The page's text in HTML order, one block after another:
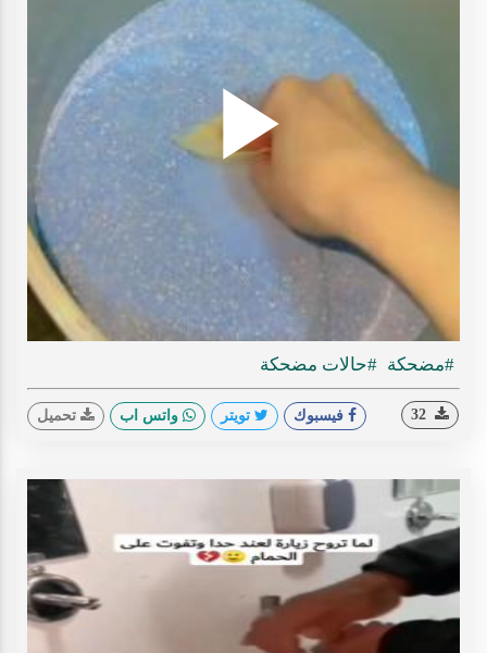
Play
#مضحكة #حالات مضحكة
فيسبوك تويتر واتس اب تحميل